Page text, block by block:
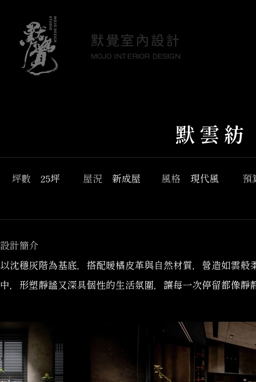
默覺室內設計
MOJO INTERIOR DESIGN
默雲紡
坪數 25坪 屋況 新成屋 風格 現代風
設計簡介
以沈穩灰階為基底，搭配暖橘皮革與自然材質，營造如雲
中，形塑靜謐又深具個性的生活氛圍，讓每一次停留都像靜